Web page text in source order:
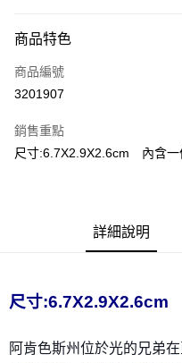
信用卡一次付款
超商取貨付款
Apple Pay
運送方式
每筆NT$80，滿NT$3,000(含
商品特色
商品編號
3201907
銷售重點
尺寸:6.7X2.9X2.6cm 內含一
詳細說明
尺寸:6.7X2.9X2.6cm
阿肯色斯州位於光的兄弟